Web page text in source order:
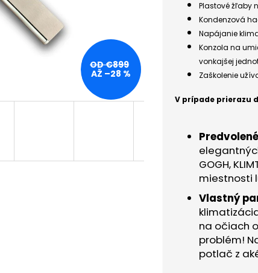
Plastové žľaby
Kondenzová
Napájanie
Konzola na
vonkajšej
Zaškolenie
V prípade prierazu
GOGH,
miestnosti
Vlastný
na očiach
problém!
potlač z
OD €899
AŽ –28 %